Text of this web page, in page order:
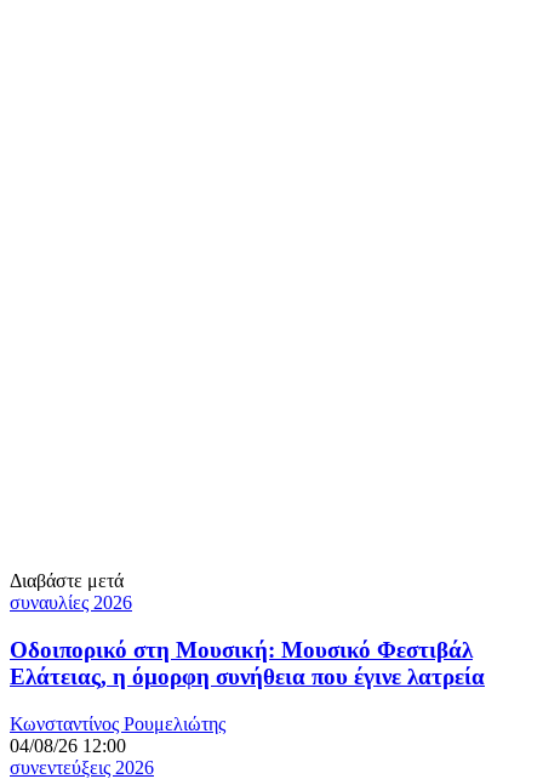
Διαβάστε μετά
συναυλίες 2026
Οδοιπορικό στη Μουσική: Μουσικό Φεστιβάλ
Ελάτειας, η όμορφη συνήθεια που έγινε λατρεία
Κωνσταντίνος Ρουμελιώτης
04/08/26 12:00
συνεντεύξεις 2026